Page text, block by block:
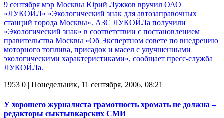
9 сентября мэр Москвы Юрий Лужков вручил ОАО
«ЛУКОЙЛ» «Экологический знак для автозаправочных
станций города Москвы». АЗС ЛУКОЙЛа получили
«Экологический знак» в соответствии с постановлением
правительства Москвы «Об Экспертном совете по внедрению
моторного топлива, присадок и масел с улучшенными
экологическими характеристиками», сообщает пресс-служба
ЛУКОЙЛа.
1953 0 | Понедельник, 11 сентября, 2006, 08:21
У хорошего журналиста грамотность хромать не должна –
редакторы сыктывкарских СМИ